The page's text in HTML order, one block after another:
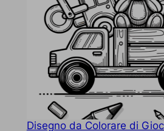
Disegno da Colorare di